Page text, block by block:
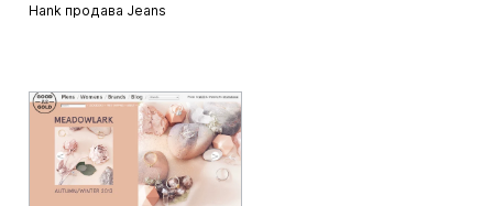
Hank продава Jeans